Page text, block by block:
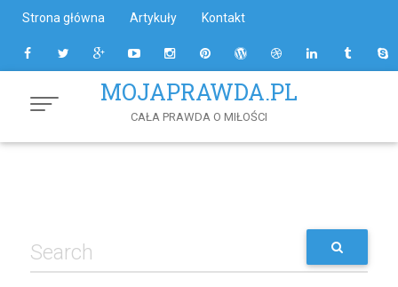
Content
Strona główna Artykuły Kontakt
MOJAPRAWDA.PL
CAŁA PRAWDA O MIŁOŚCI